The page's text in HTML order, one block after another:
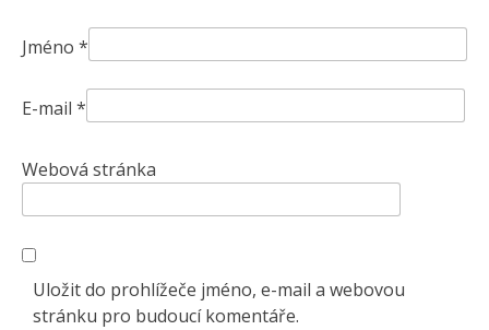
Jméno *
E-mail *
Webová stránka
Uložit do prohlížeče jméno, e-mail a webovou
stránku pro budoucí komentáře.